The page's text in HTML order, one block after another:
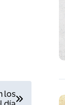
los